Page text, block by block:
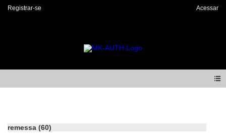
Registrar-se Acessar
remessa (60)